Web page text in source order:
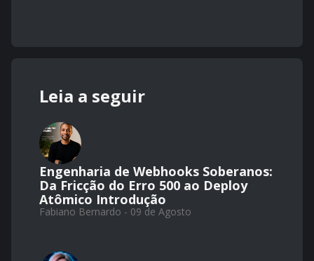
Leia a seguir
Engenharia de Webhooks Soberanos:
Da Fricção do Erro 500 ao Deploy
Atômico Introdução
Fabiano Bernardo - 09 de Agosto